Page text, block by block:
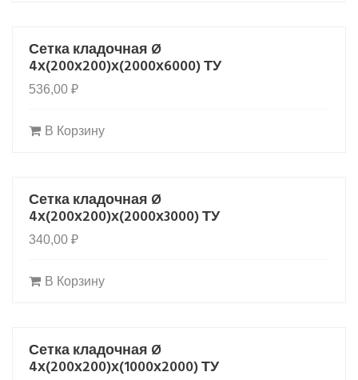
Сетка кладочная Ø
4х(200х200)х(2000х6000) ТУ
536,00 ₽
В Корзину
Сетка кладочная Ø
4х(200х200)х(2000х3000) ТУ
340,00 ₽
В Корзину
Сетка кладочная Ø
4х(200х200)х(1000х2000) ТУ